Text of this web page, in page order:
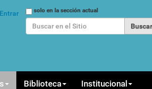
Buscarsolo en la sección actual
Entrar
Biblioteca Institucional